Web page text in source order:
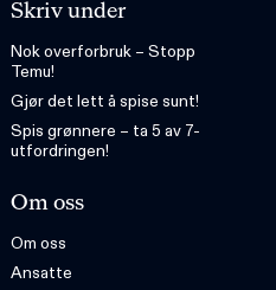
Skriv under
Nok overforbruk – Stopp
Temu!
Gjør det lett å spise sunt!
Spis grønnere – ta 5 av 7-
utfordringen!
Om oss
Om oss
Ansatte